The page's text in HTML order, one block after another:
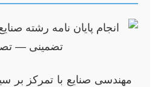
مهندسی صنایع با تمرکز بر